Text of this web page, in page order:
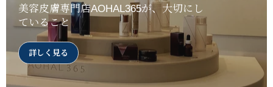
美容皮膚専門店AOHAL365が、大切にし
ていること
詳しく見る